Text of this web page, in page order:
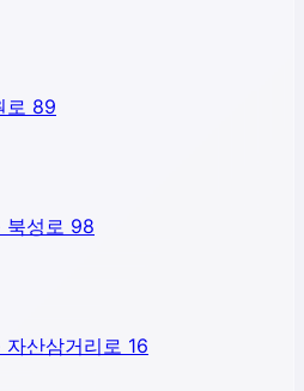
로 89
북성로 98
산삼거리로 16